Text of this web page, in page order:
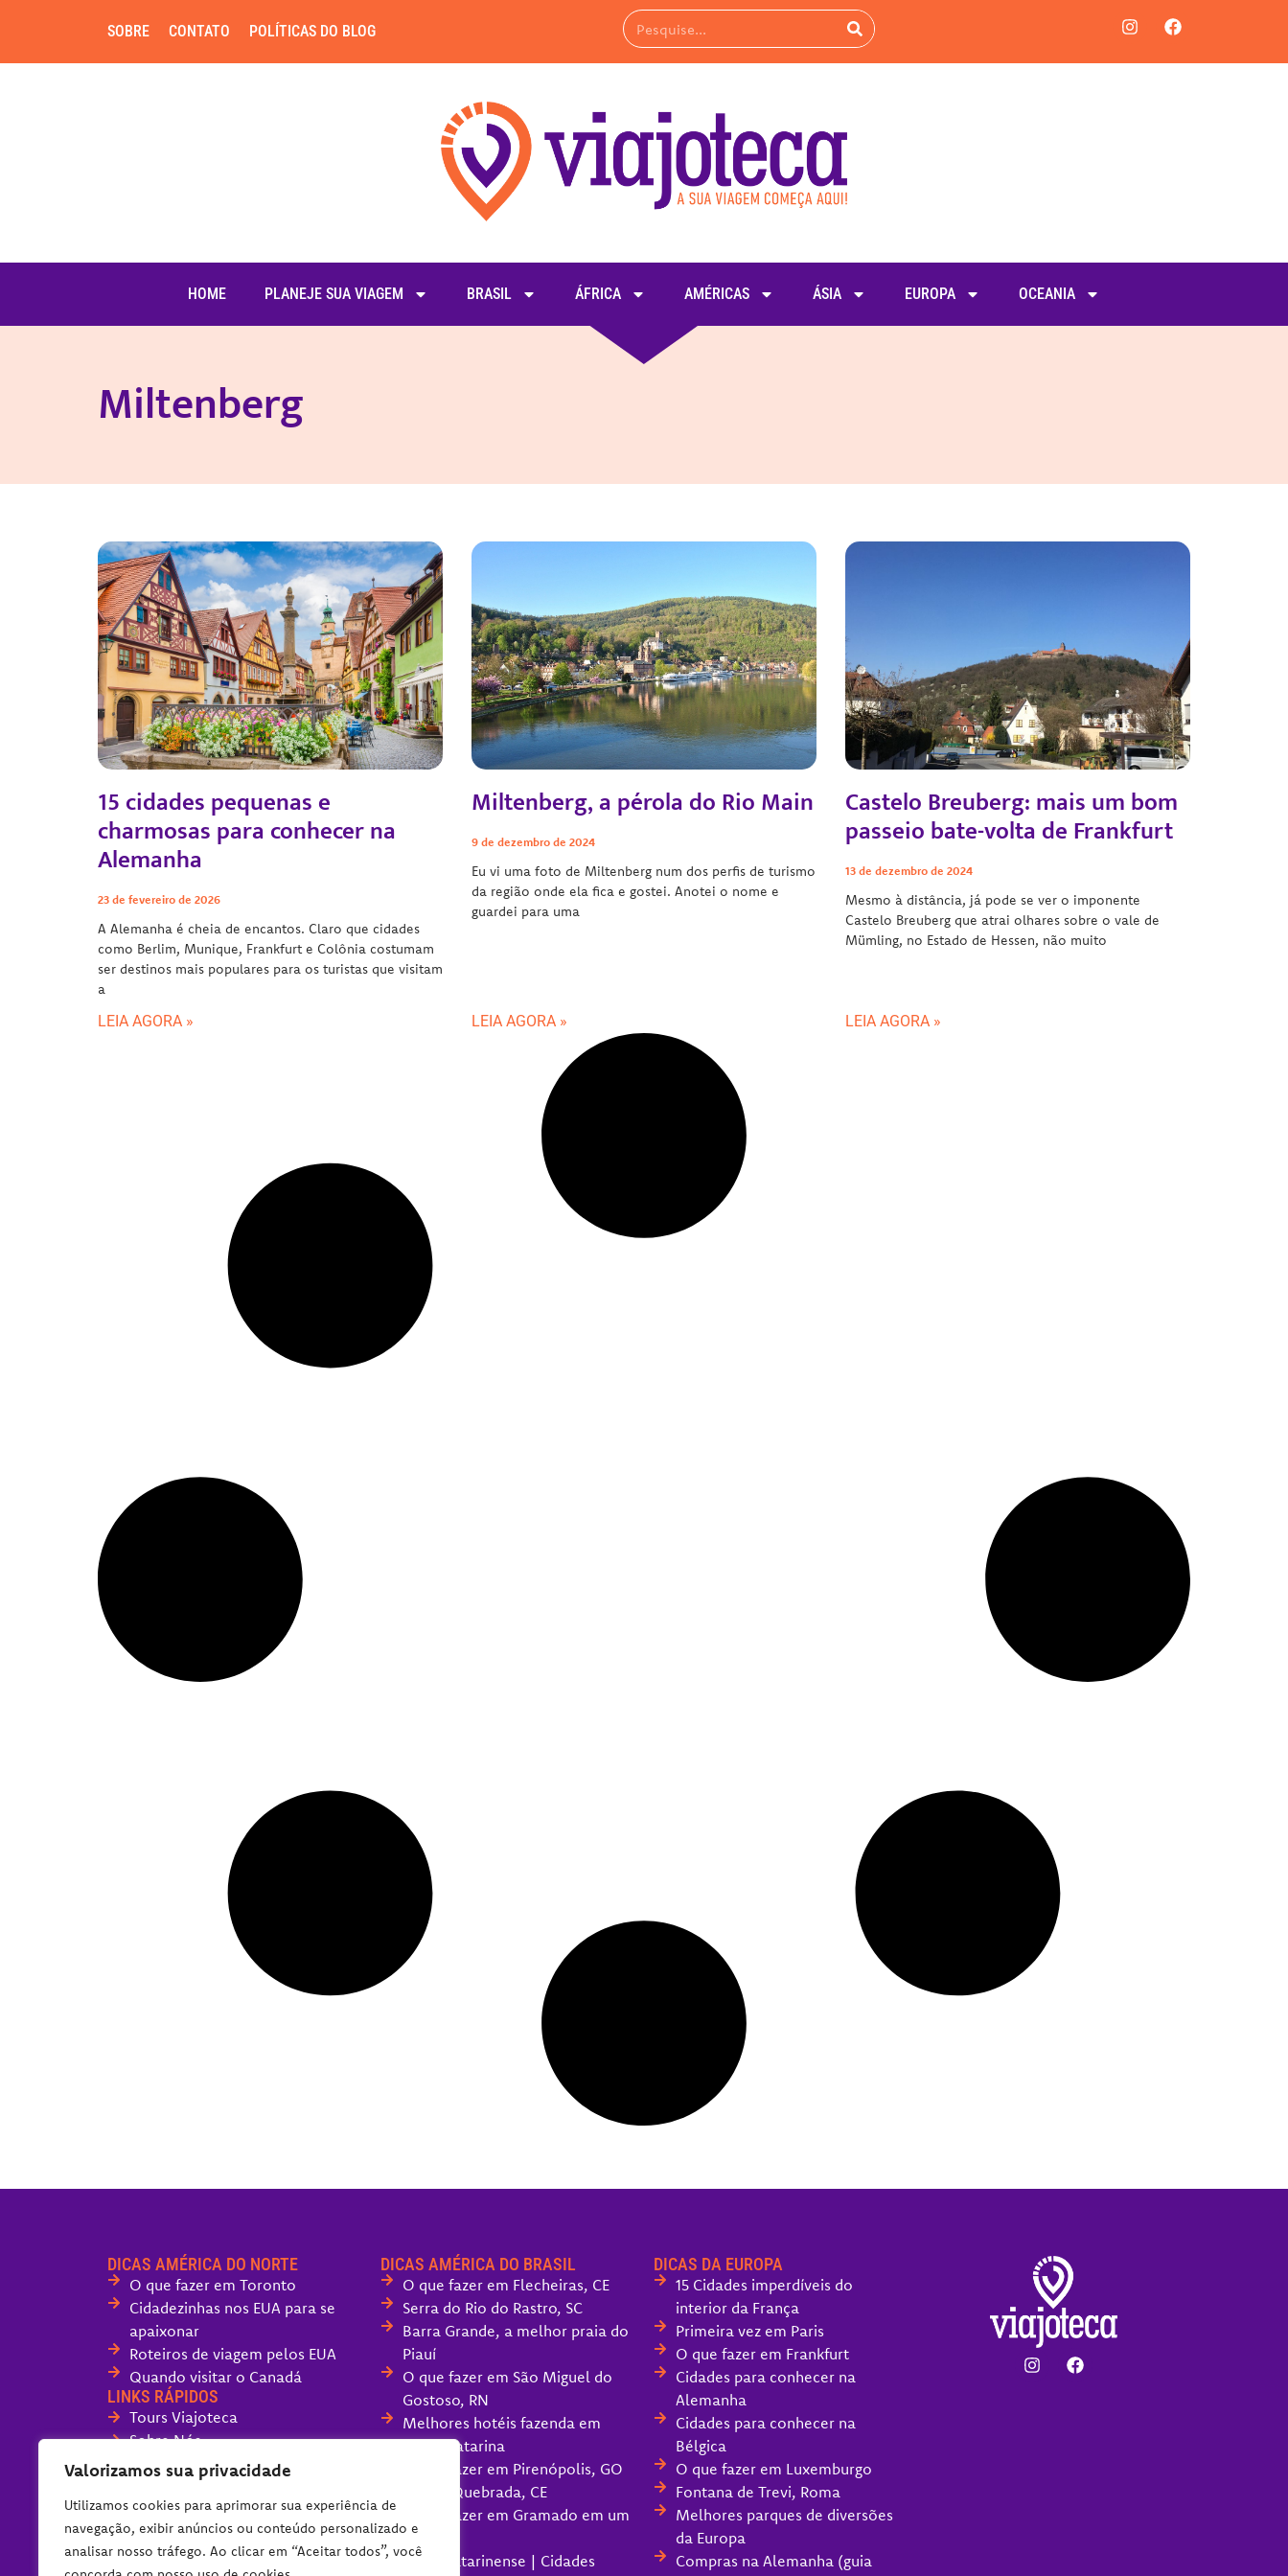
Valorizamos sua privacidade
Utilizamos cookies para aprimorar sua experiência de
navegação, exibir anúncios ou conteúdo personalizado e
analisar nosso tráfego. Ao clicar em “Aceitar todos”, você
SOBRE CONTATO POLÍTICAS DO BLOG
HOME PLANEJE SUA VIAGEM BRASIL ÁFRICA AMÉRICAS ÁSIA EUROPA OCEANIA
Miltenberg
15 cidades pequenas e
charmosas para conhecer na
Alemanha
23 de fevereiro de 2026
A Alemanha é cheia de encantos. Claro que cidades
como Berlim, Munique, Frankfurt e Colônia costumam
ser destinos mais populares para os turistas que visitam
a
LEIA AGORA »
Miltenberg, a pérola do Rio Main
9 de dezembro de 2024
Eu vi uma foto de Miltenberg num dos perfis de turismo
da região onde ela fica e gostei. Anotei o nome e
guardei para uma
LEIA AGORA »
Castelo Breuberg: mais um bom
passeio bate-volta de Frankfurt
13 de dezembro de 2024
Mesmo à distância, já pode se ver o imponente
Castelo Breuberg que atrai olhares sobre o vale de
Mümling, no Estado de Hessen, não muito
LEIA AGORA »
DICAS AMÉRICA DO NORTE
O que fazer em Toronto
Cidadezinhas nos EUA para se
apaixonar
Roteiros de viagem pelos EUA
Quando visitar o Canadá
LINKS RÁPIDOS
Tours Viajoteca
Sobre Nós
Fale com o Viajoteca
Políticas do Blog
DICAS AMÉRICA DO BRASIL
O que fazer em Flecheiras, CE
Serra do Rio do Rastro, SC
Barra Grande, a melhor praia do
Piauí
O que fazer em São Miguel do
Gostoso, RN
Melhores hotéis fazenda em
Santa Catarina
O que fazer em Pirenópolis, GO
Canoa Quebrada, CE
O que fazer em Gramado em um
dia
Serra Catarinense | Cidades
DICAS DA EUROPA
15 Cidades imperdíveis do
interior da França
Primeira vez em Paris
O que fazer em Frankfurt
Cidades para conhecer na
Alemanha
Cidades para conhecer na
Bélgica
O que fazer em Luxemburgo
Fontana de Trevi, Roma
Melhores parques de diversões
da Europa
Compras na Alemanha (guia